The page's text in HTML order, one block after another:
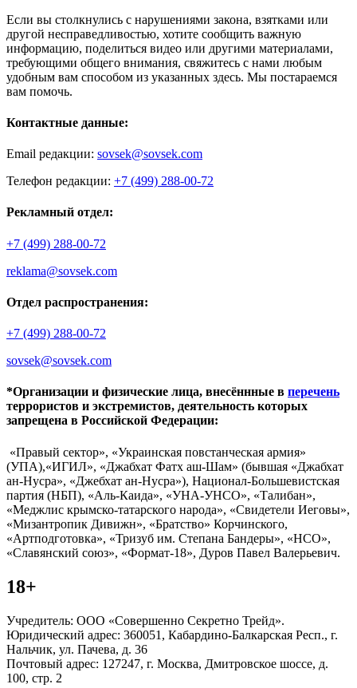
Если вы столкнулись с нарушениями закона, взятками или
другой несправедливостью, хотите сообщить важную
информацию, поделиться видео или другими материалами,
требующими общего внимания, свяжитесь с нами любым
удобным вам способом из указанных здесь. Мы постараемся
вам помочь.
Контактные данные:
Email редакции: sovsek@sovsek.com
Телефон редакции: +7 (499) 288-00-72
Рекламный отдел:
+7 (499) 288-00-72
reklama@sovsek.com
Отдел распространения:
+7 (499) 288-00-72
sovsek@sovsek.com
*Организации и физические лица, внесённные в перечень
террористов и экстремистов, деятельность которых
запрещена в Российской Федерации:
«Правый сектор», «Украинская повстанческая армия»
(УПА),«ИГИЛ», «Джабхат Фатх аш-Шам» (бывшая «Джабхат
ан-Нусра», «Джебхат ан-Нусра»), Национал-Большевистская
партия (НБП), «Аль-Каида», «УНА-УНСО», «Талибан»,
«Меджлис крымско-татарского народа», «Свидетели Иеговы»,
«Мизантропик Дивижн», «Братство» Корчинского,
«Артподготовка», «Тризуб им. Степана Бандеры», «НСО»,
«Славянский союз», «Формат-18», Дуров Павел Валерьевич.
18+
Учредитель: ООО «Совершенно Секретно Трейд».
Юридический адрес: 360051, Кабардино-Балкарская Респ., г.
Нальчик, ул. Пачева, д. 36
Почтовый адрес: 127247, г. Москва, Дмитровское шоссе, д.
100, стр. 2